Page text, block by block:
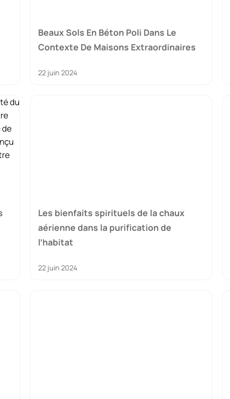
Beaux Sols En Béton Poli Dans Le
Contexte De Maisons Extraordinaires
22 juin 2024
Les bienfaits spirituels de la chaux
aérienne dans la purification de
l’habitat
22 juin 2024